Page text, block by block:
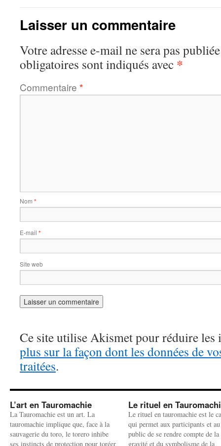
Laisser un commentaire
Votre adresse e-mail ne sera pas
obligatoires sont indiqués avec *
Commentaire *
Nom *
E-mail *
Site web
Ce site utilise Akismet pour réduire les
plus sur la façon dont les données de
traitées.
L’art en Tauromachie
La Tauromachie est un art. La
tauromachie implique que, face à la
sauvagerie du toro, le torero inhibe
ses instincts de protection pour toréer
Le rituel en
Le rituel en tauromachie est le
qui permet aux participants et au
public de se rendre compte de la
gravité et du symbolisme de la